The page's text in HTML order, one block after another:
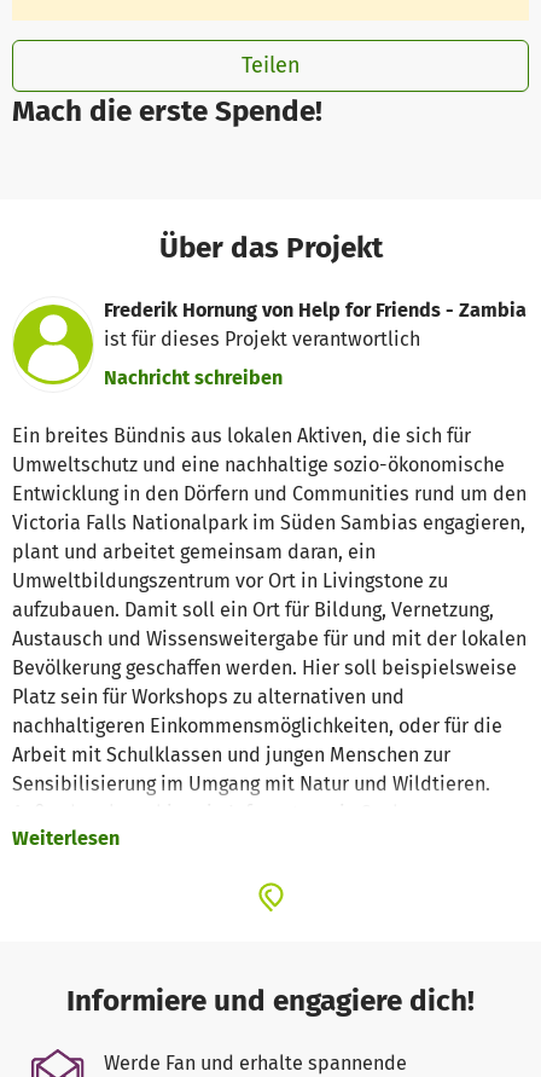
Mach die erste Spende!
Teilen
Über das Projekt
Frederik Hornung von Help for Friends - Zambia
ist für dieses Projekt verantwortlich
Nachricht schreiben
Ein breites Bündnis aus lokalen Aktiven, die sich für
Umweltschutz und eine nachhaltige sozio-ökonomische
Entwicklung in den Dörfern und Communities rund um den
Victoria Falls Nationalpark im Süden Sambias engagieren,
plant und arbeitet gemeinsam daran, ein
Umweltbildungszentrum vor Ort in Livingstone zu
aufzubauen. Damit soll ein Ort für Bildung, Vernetzung,
Austausch und Wissensweitergabe für und mit der lokalen
Bevölkerung geschaffen werden. Hier soll beispielsweise
Platz sein für Workshops zu alternativen und
nachhaltigeren Einkommensmöglichkeiten, oder für die
Arbeit mit Schulklassen und jungen Menschen zur
Sensibilisierung im Umgang mit Natur und Wildtieren.
Umweltschutz, nachhaltiger Lebensweise, angepasste,
Methoden, Umgang mit Wildtierkonflikten (insb.
Konkrete Schwerpunktthemen sind aktuell zum einen,
dass Elefanten häufig aus dem Nationalpark in die
Weiterlesen
Informiere und engagiere dich!
Werde Fan und erhalte spannende